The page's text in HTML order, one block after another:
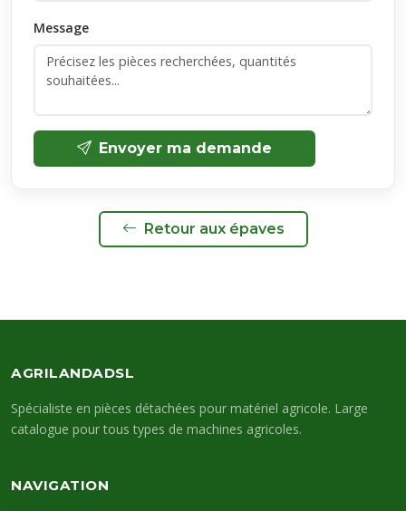
Message
Envoyer ma demande
Retour aux épaves
AGRILANDADSL
Spécialiste en pièces détachées pour matériel agricole. Large
catalogue pour tous types de machines agricoles.
NAVIGATION